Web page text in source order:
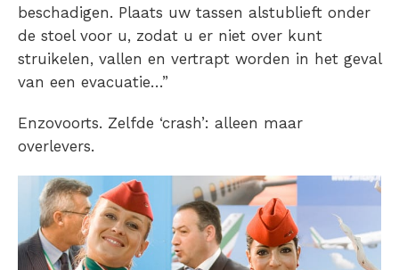
beschadigen. Plaats uw tassen alstublieft onder
de stoel voor u, zodat u er niet over kunt
struikelen, vallen en vertrapt worden in het geval
van een evacuatie…”
Enzovoorts. Zelfde ‘crash’: alleen maar
overlevers.